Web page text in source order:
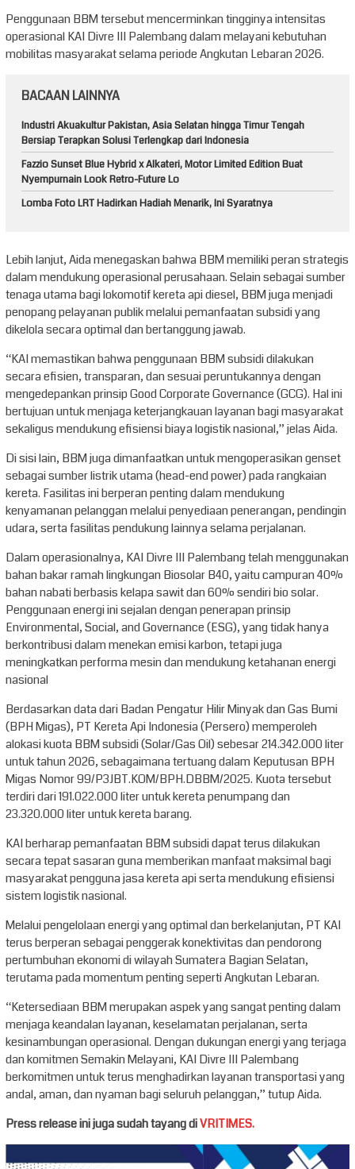
Penggunaan BBM tersebut mencerminkan tingginya intensitas
operasional KAI Divre III Palembang dalam melayani kebutuhan
mobilitas masyarakat selama periode Angkutan Lebaran 2026.
BACAAN LAINNYA
Industri Akuakultur Pakistan, Asia Selatan hingga Timur Tengah
Bersiap Terapkan Solusi Terlengkap dari Indonesia
Fazzio Sunset Blue Hybrid x Alkateri, Motor Limited Edition Buat
Nyempurnain Look Retro-Future Lo
Lomba Foto LRT Hadirkan Hadiah Menarik, Ini Syaratnya
Lebih lanjut, Aida menegaskan bahwa BBM memiliki peran strategis
dalam mendukung operasional perusahaan. Selain sebagai sumber
tenaga utama bagi lokomotif kereta api diesel, BBM juga menjadi
penopang pelayanan publik melalui pemanfaatan subsidi yang
dikelola secara optimal dan bertanggung jawab.
“KAI memastikan bahwa penggunaan BBM subsidi dilakukan
secara efisien, transparan, dan sesuai peruntukannya dengan
mengedepankan prinsip Good Corporate Governance (GCG). Hal ini
bertujuan untuk menjaga keterjangkauan layanan bagi masyarakat
sekaligus mendukung efisiensi biaya logistik nasional,” jelas Aida.
Di sisi lain, BBM juga dimanfaatkan untuk mengoperasikan genset
sebagai sumber listrik utama (head-end power) pada rangkaian
kereta. Fasilitas ini berperan penting dalam mendukung
kenyamanan pelanggan melalui penyediaan penerangan, pendingin
udara, serta fasilitas pendukung lainnya selama perjalanan.
Dalam operasionalnya, KAI Divre III Palembang telah menggunakan
bahan bakar ramah lingkungan Biosolar B40, yaitu campuran 40%
bahan nabati berbasis kelapa sawit dan 60% sendiri bio solar.
Penggunaan energi ini sejalan dengan penerapan prinsip
Environmental, Social, and Governance (ESG), yang tidak hanya
berkontribusi dalam menekan emisi karbon, tetapi juga
meningkatkan performa mesin dan mendukung ketahanan energi
nasional
Berdasarkan data dari Badan Pengatur Hilir Minyak dan Gas Bumi
(BPH Migas), PT Kereta Api Indonesia (Persero) memperoleh
alokasi kuota BBM subsidi (Solar/Gas Oil) sebesar 214.342.000 liter
untuk tahun 2026, sebagaimana tertuang dalam Keputusan BPH
Migas Nomor 99/P3JBT.KOM/BPH.DBBM/2025. Kuota tersebut
terdiri dari 191.022.000 liter untuk kereta penumpang dan
23.320.000 liter untuk kereta barang.
KAI berharap pemanfaatan BBM subsidi dapat terus dilakukan
secara tepat sasaran guna memberikan manfaat maksimal bagi
masyarakat pengguna jasa kereta api serta mendukung efisiensi
sistem logistik nasional.
Melalui pengelolaan energi yang optimal dan berkelanjutan, PT KAI
terus berperan sebagai penggerak konektivitas dan pendorong
pertumbuhan ekonomi di wilayah Sumatera Bagian Selatan,
terutama pada momentum penting seperti Angkutan Lebaran.
“Ketersediaan BBM merupakan aspek yang sangat penting dalam
menjaga keandalan layanan, keselamatan perjalanan, serta
kesinambungan operasional. Dengan dukungan energi yang terjaga
dan komitmen Semakin Melayani, KAI Divre III Palembang
berkomitmen untuk terus menghadirkan layanan transportasi yang
andal, aman, dan nyaman bagi seluruh pelanggan,” tutup Aida.
Press release ini juga sudah tayang diVRITIMES.